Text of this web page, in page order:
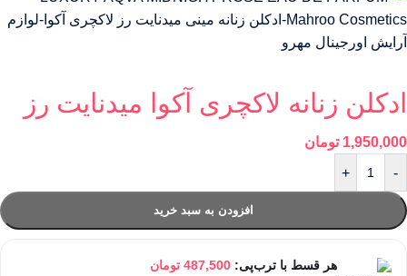
ادکلن زنانه لاکچری آکوا میدنایت رز
1,950,000 تومان
-
+
افزودن به سبد خرید
هر قسط با ترب‌پی: 487,500 تومان